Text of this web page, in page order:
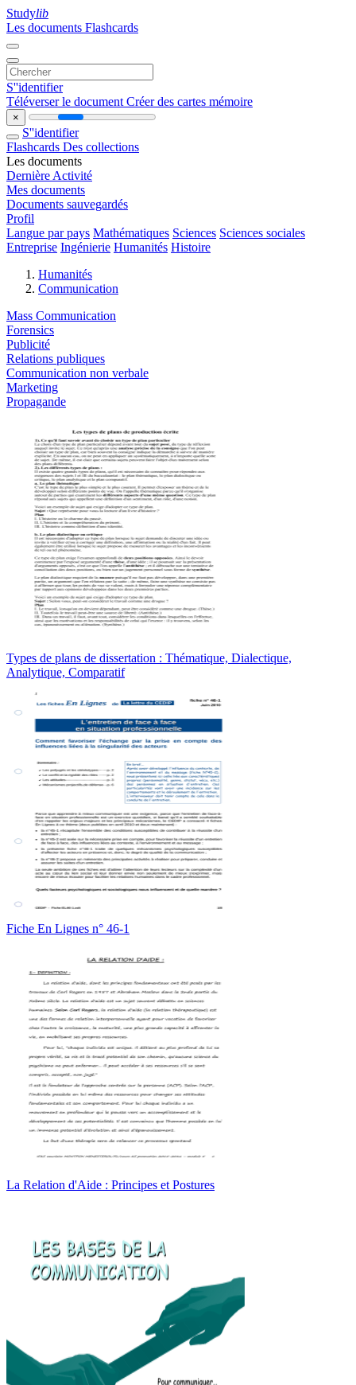
Studylib
Les documents Flashcards
S''identifier
Téléverser le document Créer des cartes mémoire
×
S''identifier
Flashcards Des collections
Les documents
Dernière Activité
Mes documents
Documents sauvegardés
Profil
Langue par pays Mathématiques Sciences Sciences sociales
Entreprise Ingénierie Humanités Histoire
Humanités
Communication
Mass Communication
Forensics
Publicité
Relations publiques
Communication non verbale
Marketing
Propagande
Types de plans de dissertation : Thématique, Dialectique,
Analytique, Comparatif
Fiche En Lignes n° 46-1
La Relation d'Aide : Principes et Postures